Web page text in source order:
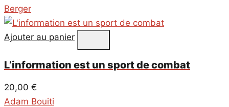
Berger
Ajouter au panier
L’information est un sport de combat
20,00 €
Adam Bouiti